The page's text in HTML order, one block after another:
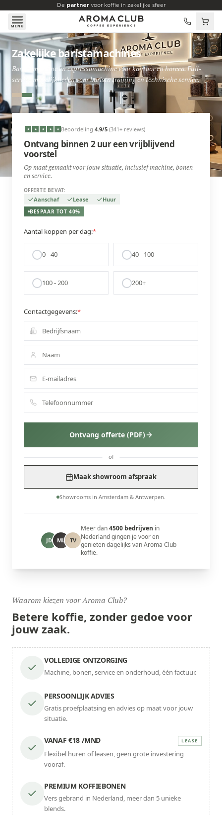
Skip to main content
De partnervoor koffie in zakelijke sfeer
MENU
Zakelijke baristamachines
Baristamachine en espressomachine voor kantoor en horeca. Full-
service mogelijkheden voor barista training en technische service.
★ ★ ★ ★ ★ Beoordeling 4.9/5 (341+ reviews)
Ontvang binnen 2 uur een vrijblijvend
voorstel
Op maat gemaakt voor jouw situatie, inclusief machine, bonen
en service.
OFFERTE BEVAT:
Aanschaf Lease Huur
BESPAAR TOT 40%
Aantal koppen per dag:*
0 - 40 40 - 100
100 - 200 200+
Contactgegevens:*
Ontvang offerte (PDF)
of
Maak showroom afspraak
Showrooms in Amsterdam & Antwerpen.
JD ML TV
Meer dan4500 bedrijven in
Nederland gingen je voor en
genieten dagelijks van Aroma Club
koffie.
Waarom kiezen voor Aroma Club?
Betere koffie, zonder gedoe voor
jouw zaak.
VOLLEDIGE ONTZORGING
Machine, bonen, service en onderhoud, één factuur.
PERSOONLIJK ADVIES
Gratis proefplaatsing en advies op maat voor jouw
situatie.
VANAF €18 /MND LEASE
Flexibel huren of leasen, geen grote investering
vooraf.
PREMIUM KOFFIEBONEN
Vers gebrand in Nederland, meer dan 5 unieke
blends.